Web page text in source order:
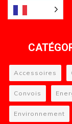
Accessoires
Convois
Environnement